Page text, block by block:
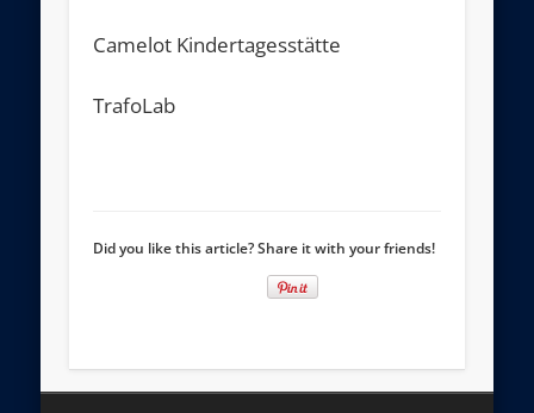
Camelot Kindertagesstätte
TrafoLab
Did you like this article? Share it with your friends!